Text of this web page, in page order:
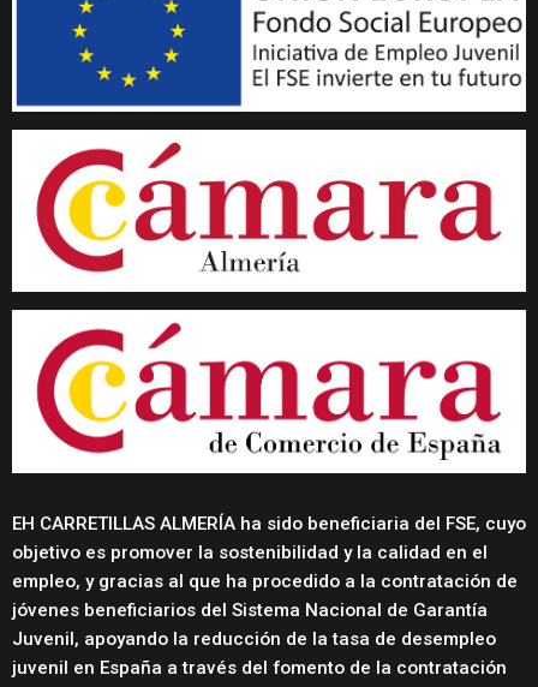
EH CARRETILLAS ALMERÍA ha sido beneficiaria del FSE, cuyo
objetivo es promover la sostenibilidad y la calidad en el
empleo, y gracias al que ha procedido a la contratación de
jóvenes beneficiarios del Sistema Nacional de Garantía
Juvenil, apoyando la reducción de la tasa de desempleo
juvenil en España a través del fomento de la contratación